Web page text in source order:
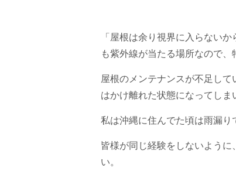
「屋根は余り視界に入らない
も紫外線が当たる場所なので、
屋根のメンテナンスが不足し
はかけ離れた状態になってしま
私は沖縄に住んでた頃は雨漏
皆様が同じ経験をしないよう
い。